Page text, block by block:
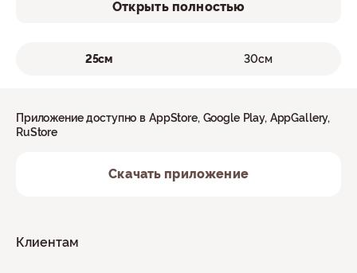
Открыть полностью
25см 30см
Клиентам
Приложение доступно в AppStore, Google Play, AppGallery,
RuStore
Скачать приложение